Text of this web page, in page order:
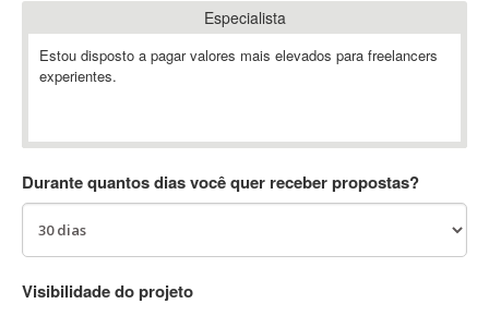
Ableton Push
Abstract
AC3
ACID Pro
Especialista
Estou disposto a pagar valores mais elevados para freelancers
experientes.
Durante quantos dias você quer receber propostas?
Visibilidade do projeto